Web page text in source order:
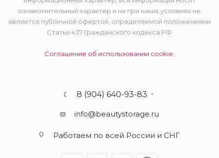
ознакомительный характер и ни при каких условиях не
является публичной офертой, определяемой положениями
Статьи 437 Гражданского кодекса РФ
Соглашение об использовании cookie.
8 (904) 640-93-83
info@beautystorage.ru
Работаем по всей России и СНГ